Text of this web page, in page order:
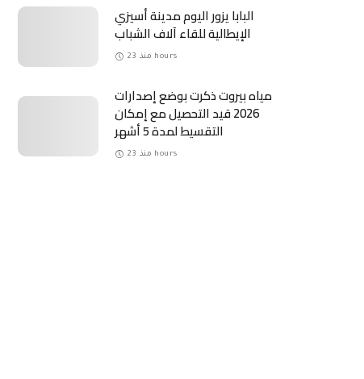
البابا يزور اليوم مدينة أسيزي
الإيطالية للقاء آلاف الشباب
منذ 23 hours
مياه بيروت ذكرت بوضع إصدارات
2026 قيد التحصيل مع إمكان
التقسيط لمدة 5 أشهر
منذ 23 hours